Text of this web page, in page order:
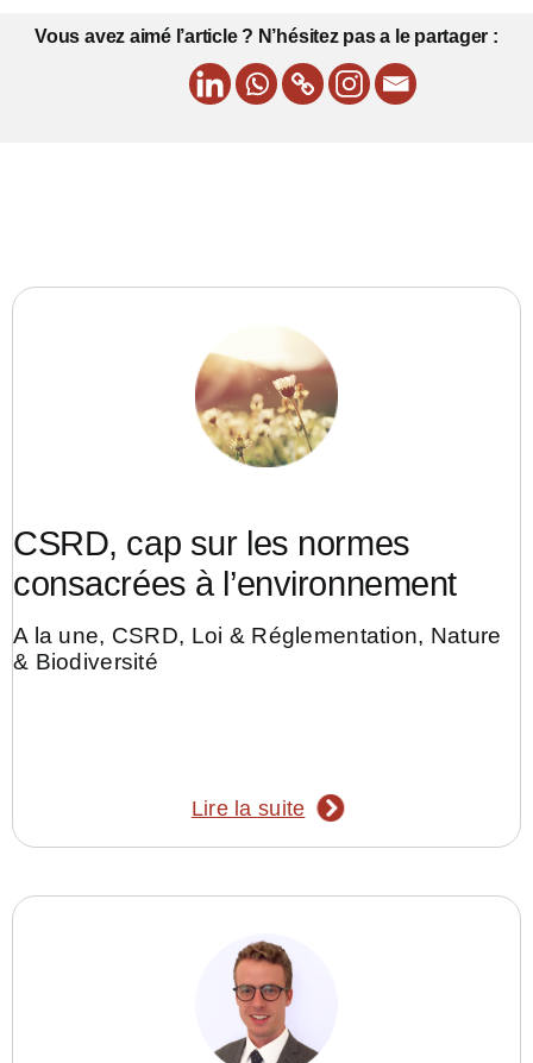
Vous avez aimé l’article ? N’hésitez pas a le partager :
CSRD, cap sur les normes
consacrées à l’environnement
A la une, CSRD, Loi & Réglementation, Nature
& Biodiversité
Lire la suite